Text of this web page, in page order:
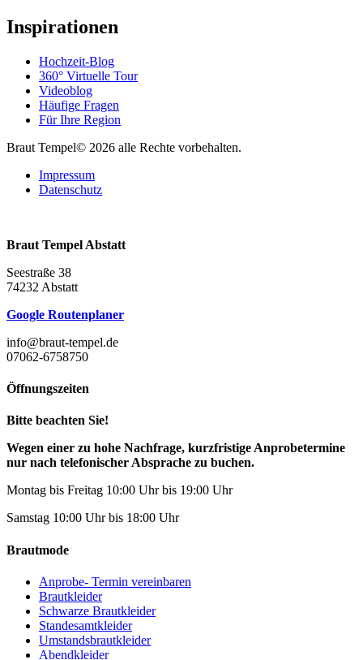
Inspirationen
Hochzeit-Blog
360° Virtuelle Tour
Videoblog
Häufige Fragen
Für Ihre Region
Braut Tempel© 2026 alle Rechte vorbehalten.
Impressum
Datenschutz
Braut Tempel Abstatt
Seestraße 38
74232 Abstatt
Google Routenplaner
info@braut-tempel.de
07062-6758750
Öffnungszeiten
Bitte beachten Sie!
Wegen einer zu hohe Nachfrage, kurzfristige Anprobetermine
nur nach telefonischer Absprache zu buchen.
Montag bis Freitag 10:00 Uhr bis 19:00 Uhr
Samstag 10:00 Uhr bis 18:00 Uhr
Brautmode
Anprobe- Termin vereinbaren
Brautkleider
Schwarze Brautkleider
Standesamtkleider
Umstandsbrautkleider
Abendkleider